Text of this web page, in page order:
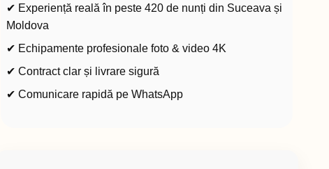
✔ Experiență reală în peste 420 de nunți din Suceava și
Moldova
✔ Echipamente profesionale foto & video 4K
✔ Contract clar și livrare sigură
✔ Comunicare rapidă pe WhatsApp